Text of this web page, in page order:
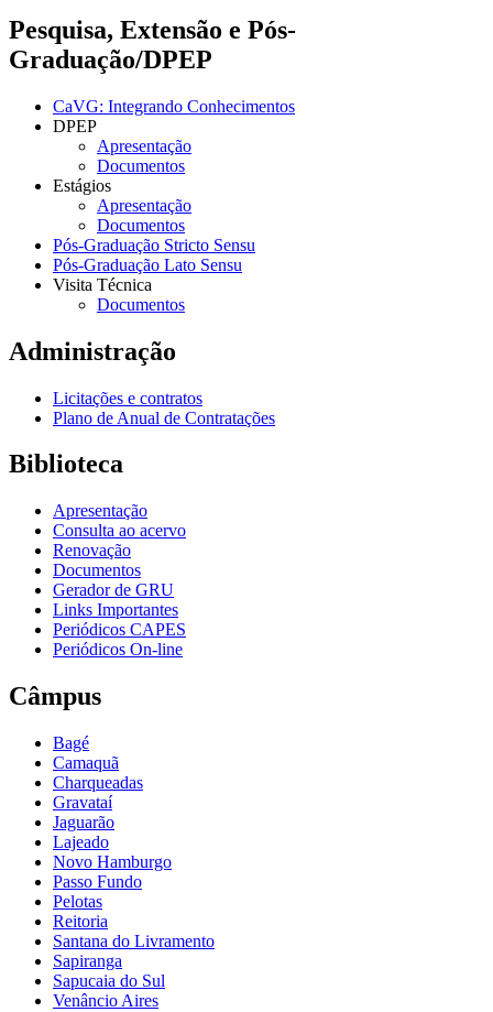
Pesquisa, Extensão e Pós-
Graduação/DPEP
CaVG: Integrando Conhecimentos
DPEP
Apresentação
Documentos
Estágios
Apresentação
Documentos
Pós-Graduação Stricto Sensu
Pós-Graduação Lato Sensu
Visita Técnica
Documentos
Administração
Licitações e contratos
Plano de Anual de Contratações
Biblioteca
Apresentação
Consulta ao acervo
Renovação
Documentos
Gerador de GRU
Links Importantes
Periódicos CAPES
Periódicos On-line
Câmpus
Bagé
Camaquã
Charqueadas
Gravataí
Jaguarão
Lajeado
Novo Hamburgo
Passo Fundo
Pelotas
Reitoria
Santana do Livramento
Sapiranga
Sapucaia do Sul
Venâncio Aires